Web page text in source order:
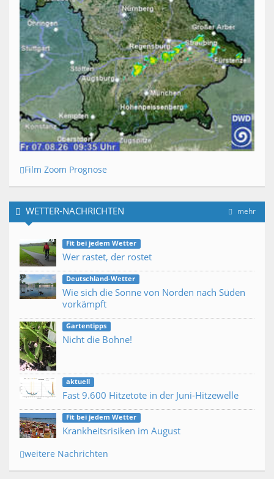
Film Zoom Prognose
mehr
WETTER-NACHRICHTEN
Fit bei jedem Wetter
Wer rastet, der rostet
Deutschland-Wetter
Wie sich die Sonne von Norden nach Süden
vorkämpft
Gartentipps
Nicht die Bohne!
aktuell
Fast 9.600 Hitzetote in der Juni-Hitzewelle
Fit bei jedem Wetter
Krankheitsrisiken im August
weitere Nachrichten